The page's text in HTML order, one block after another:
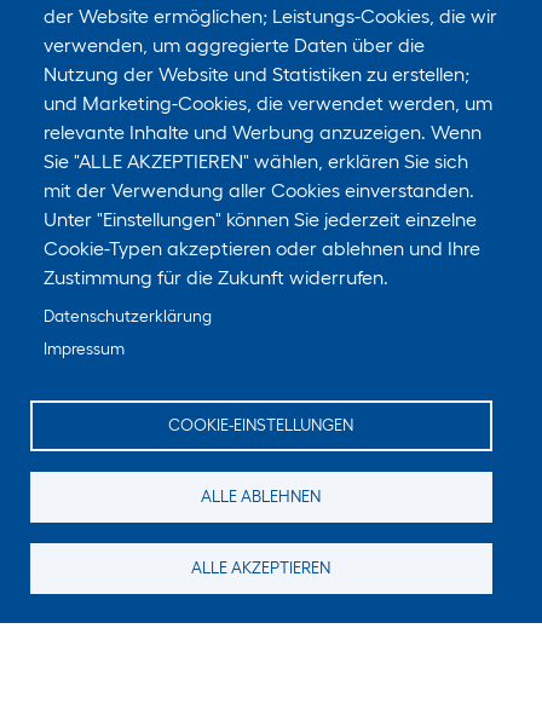
Suchen Sie noch etwas?
Für neue Inhalte abonnieren
E-Mail
Zeichen im Bild?
der Website ermöglichen; Leistungs-Cookies, die wir
verwenden, um aggregierte Daten über die
Nutzung der Website und Statistiken zu erstellen;
und Marketing-Cookies, die verwendet werden, um
relevante Inhalte und Werbung anzuzeigen. Wenn
Sie "ALLE AKZEPTIEREN" wählen, erklären Sie sich
mit der Verwendung aller Cookies einverstanden.
Unter "Einstellungen" können Sie jederzeit einzelne
Cookie-Typen akzeptieren oder ablehnen und Ihre
Zustimmung für die Zukunft widerrufen.
Datenschutzerklärung
Impressum
COOKIE-EINSTELLUNGEN
ALLE ABLEHNEN
ALLE AKZEPTIEREN